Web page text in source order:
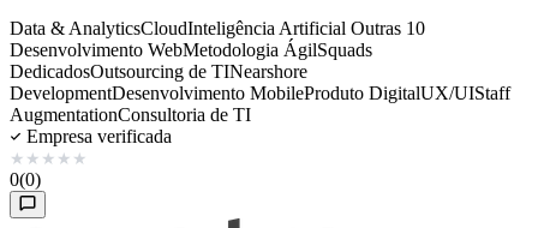
Data & AnalyticsCloudInteligência Artificial Outras 10
Desenvolvimento WebMetodologia ÁgilSquads
DedicadosOutsourcing de TINearshore
DevelopmentDesenvolvimento MobileProduto DigitalUX/UIStaff
AugmentationConsultoria de TI
Empresa verificada
★ ★ ★ ★ ★
0(0)